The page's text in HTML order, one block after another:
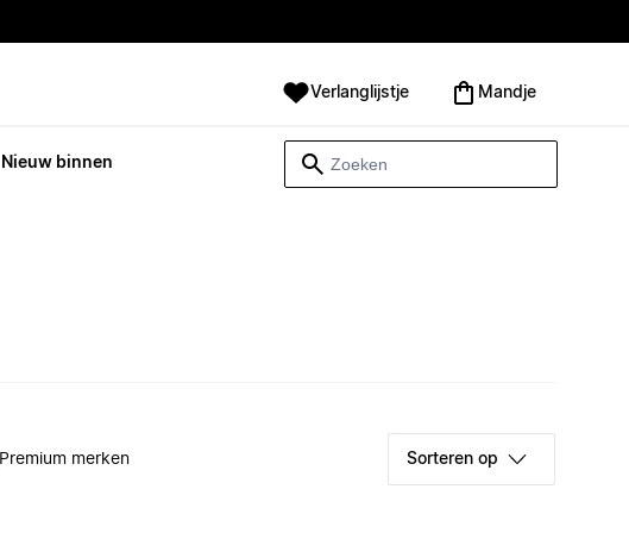
Nieuw binnen
Verlanglijstje Mandje
Premium merken Sorteren op